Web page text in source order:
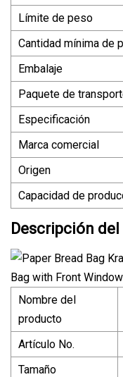
Límite de peso
Cantidad mínima de
Embalaje
Paquete de
Especificación
Marca comercial
Origen
Capacidad de
Descripción
Nombre del
producto
Artículo No.
Tamaño